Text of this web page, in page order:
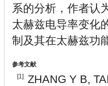
系的分析，作者认
太赫兹电导率变化
制及其在太赫兹功
参考文献
[1] ZHANG Y B,